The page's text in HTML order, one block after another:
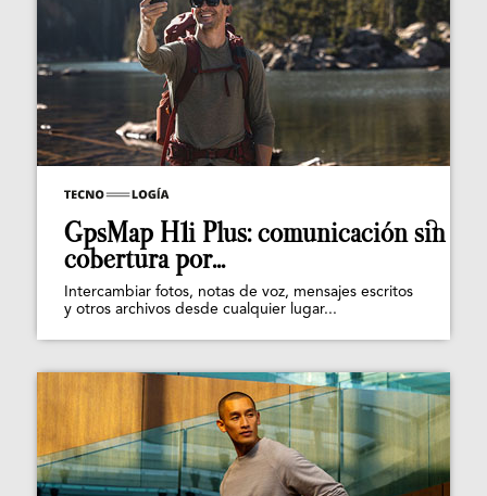
GpsMap H1i Plus: comunicación sin
cobertura por...
Intercambiar fotos, notas de voz, mensajes escritos
y otros archivos desde cualquier lugar...